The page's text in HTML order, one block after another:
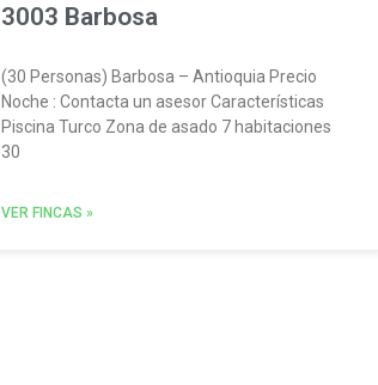
3003 Barbosa
(30 Personas) Barbosa – Antioquia Precio
Noche : Contacta un asesor Características
Piscina Turco Zona de asado 7 habitaciones
30
VER FINCAS »